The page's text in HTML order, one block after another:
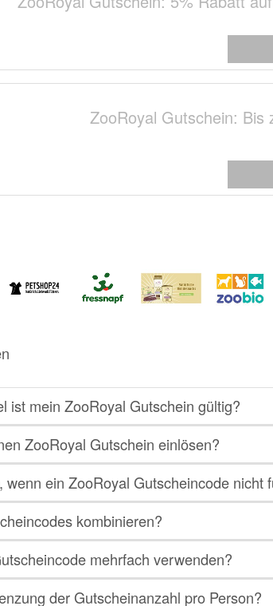
ZooRoyal Gutschein: Bis
ist mein ZooRoyal Gutschein gültig?
ZooRoyal Gutschein einlösen?
wenn ein ZooRoyal Gutscheincode nicht
kombinieren?
mehrfach verwenden?
der Gutscheinanzahl pro Person?